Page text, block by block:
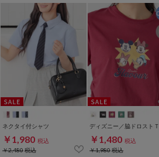
ネクタイ付シャツ
￥1,980 税込
￥2,480税込
ディズニー／脇ドロストＴ
￥1,480 税込
￥1,980税込